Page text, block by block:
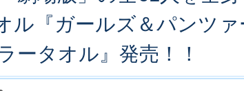
ル『ガールズ＆パンツァ
ータオル』発売！！